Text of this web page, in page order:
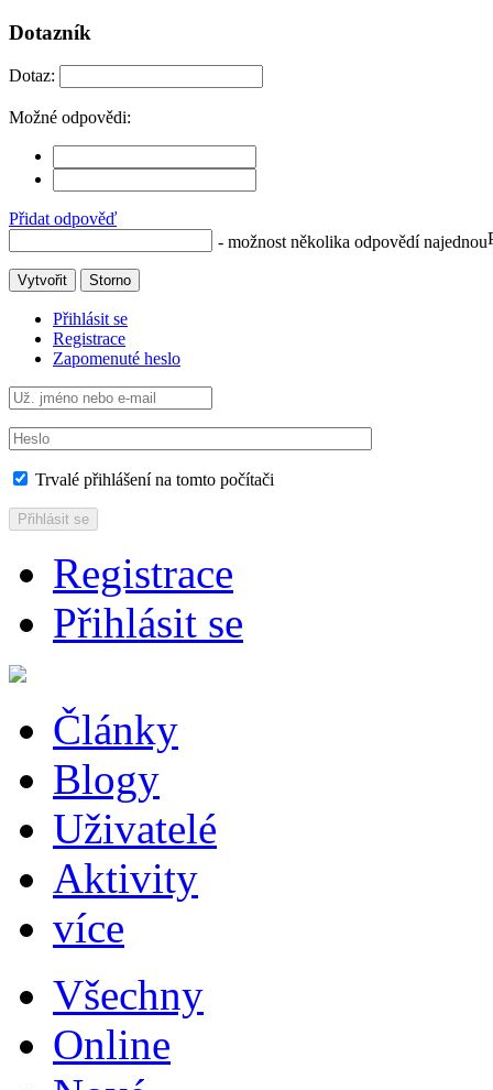
Dotazník
Dotaz:
Možné odpovědi:
Přidat odpověď
- možnost několika odpovědí najednou
Vytvořit Storno
Přihlásit se
Registrace
Zapomenuté heslo
Trvalé přihlášení na tomto počítači
Přihlásit se
Registrace
Přihlásit se
Články
Blogy
Uživatelé
Aktivity
více
Všechny
Online